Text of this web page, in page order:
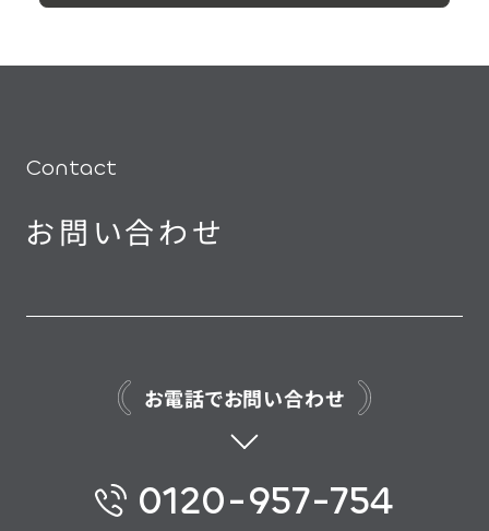
Contact
お問い合わせ
お電話でお問い合わせ
0120-957-754